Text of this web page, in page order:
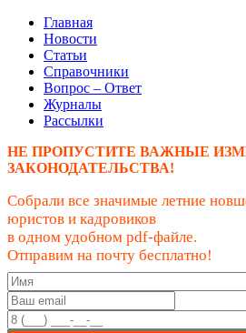
Главная
Новости
Статьи
Справочники
Вопрос – Ответ
Журналы
Рассылки
НЕ ПРОПУСТИТЕ ВАЖНЫЕ
ЗАКОНОДАТЕЛЬСТВА!
Собрали все значимые летние
юристов и кадровиков
в одном удобном pdf-файле.
Отправим на почту бесплатно!